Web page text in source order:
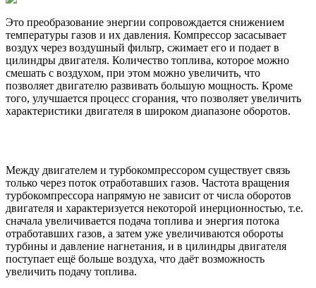
Это преобразование энергии сопровождается снижением
температуры газов и их давления. Компрессор засасывает
воздух через воздушный фильтр, сжимает его и подает в
цилиндры двигателя. Количество топлива, которое можно
смешать с воздухом, при этом можно увеличить, что
позволяет двигателю развивать большую мощность. Кроме
того, улучшается процесс сгорания, что позволяет увеличить
характеристики двигателя в широком диапазоне оборотов.
Между двигателем и турбокомпрессором существует связь
только через поток отработавших газов. Частота вращения
турбокомпрессора напрямую не зависит от числа оборотов
двигателя и характеризуется некоторой инерционностью, т.е.
сначала увеличивается подача топлива и энергия потока
отработавших газов, а затем уже увеличиваются обороты
турбины и давление нагнетания, и в цилиндры двигателя
поступает ещё больше воздуха, что даёт возможность
увеличить подачу топлива.